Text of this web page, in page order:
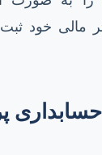
مالی خود